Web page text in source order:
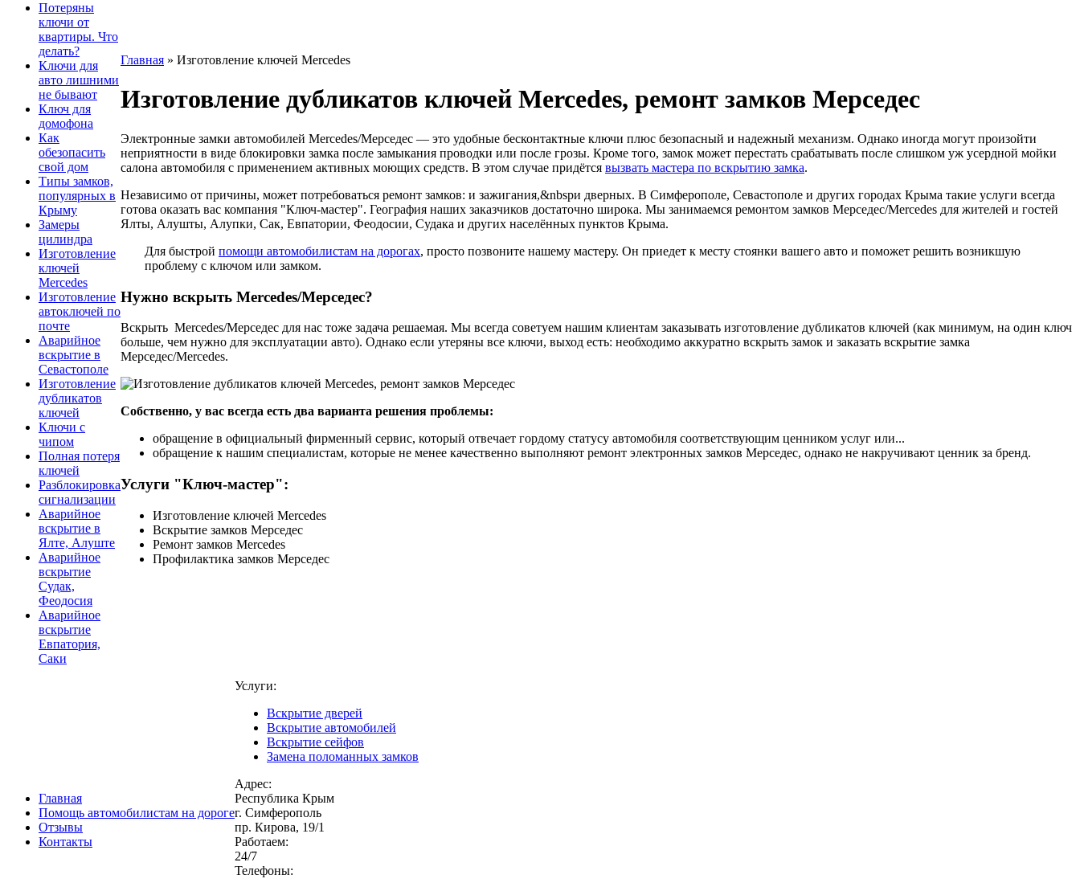
Потеряны
ключи от
квартиры. Что
делать?
Ключи для
авто лишними
не бывают
Ключ для
домофона
Как
обезопасить
свой дом
Типы замков,
популярных в
Крыму
Замеры
цилиндра
Изготовление
ключей
Mercedes
Изготовление
автоключей по
почте
Аварийное
вскрытие в
Севастополе
Изготовление
дубликатов
ключей
Ключи с
чипом
Полная потеря
ключей
Разблокировка
сигнализации
Аварийное
вскрытие в
Ялте, Алуште
Аварийное
вскрытие
Судак,
Феодосия
Аварийное
вскрытие
Евпатория,
Саки
Главная » Изготовление ключей Mercedes
Изготовление дубликатов ключей Mercedes, ремонт замков Мерседес
Электронные замки автомобилей Mercedes/Мерседес — это удобные бесконтактные ключи плюс безопасный и надежный механизм. Однако иногда могут произойти
неприятности в виде блокировки замка после замыкания проводки или после грозы. Кроме того, замок может перестать срабатывать после слишком уж усердной мойки
салона автомобиля с применением активных моющих средств. В этом случае придётся вызвать мастера по вскрытию замка.
Независимо от причины, может потребоваться ремонт замков: и зажигания,&nbspи дверных. В Симферополе, Севастополе и других городах Крыма такие услуги всегда
готова оказать вас компания "Ключ-мастер". География наших заказчиков достаточно широка. Мы занимаемся ремонтом замков Мерседес/Mercedes для жителей и гостей
Ялты, Алушты, Алупки, Сак, Евпатории, Феодосии, Судака и других населённых пунктов Крыма.
Для быстрой помощи автомобилистам на дорогах, просто позвоните нашему мастеру. Он приедет к месту стоянки вашего авто и поможет решить возникшую
проблему с ключом или замком.
Нужно вскрыть Mercedes/Мерседес?
Вскрыть Mercedes/Мерседес для нас тоже задача решаемая. Мы всегда советуем нашим клиентам заказывать изготовление дубликатов ключей (как минимум, на один ключ
больше, чем нужно для эксплуатации авто). Однако если утеряны все ключи, выход есть: необходимо аккуратно вскрыть замок и заказать вскрытие замка
Мерседес/Mercedes.
Собственно, у вас всегда есть два варианта решения проблемы:
обращение в официальный фирменный сервис, который отвечает гордому статусу автомобиля соответствующим ценником услуг или...
обращение к нашим специалистам, которые не менее качественно выполняют ремонт электронных замков Мерседес, однако не накручивают ценник за бренд.
Услуги "Ключ-мастер":
Изготовление ключей Mercedes
Вскрытие замков Мерседес
Ремонт замков Mercedes
Профилактика замков Мерседес
Главная
Помощь автомобилистам на дороге
Отзывы
Контакты
Услуги:
Вскрытие дверей
Вскрытие автомобилей
Вскрытие сейфов
Замена поломанных замков
Адрес:
Республика Крым
г. Симферополь
пр. Кирова, 19/1
Работаем:
24/7
Телефоны: